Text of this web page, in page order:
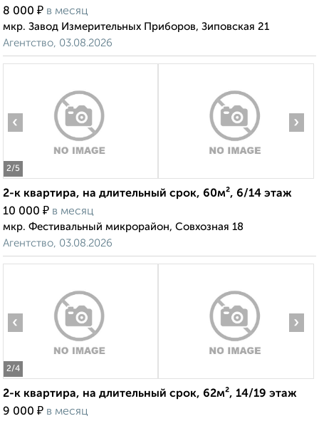
8 000 ₽ в месяц
мкр. Завод Измерительных Приборов, Зиповская 21
Агентство, 03.08.2026
2/5
‹ ›
2-к квартира, на длительный срок, 60м², 6/14 этаж
10 000 ₽ в месяц
мкр. Фестивальный микрорайон, Совхозная 18
Агентство, 03.08.2026
2/4
‹ ›
2-к квартира, на длительный срок, 62м², 14/19 этаж
9 000 ₽ в месяц